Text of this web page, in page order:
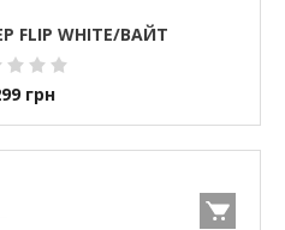
FLIP WHITE/ВАЙТ
грн